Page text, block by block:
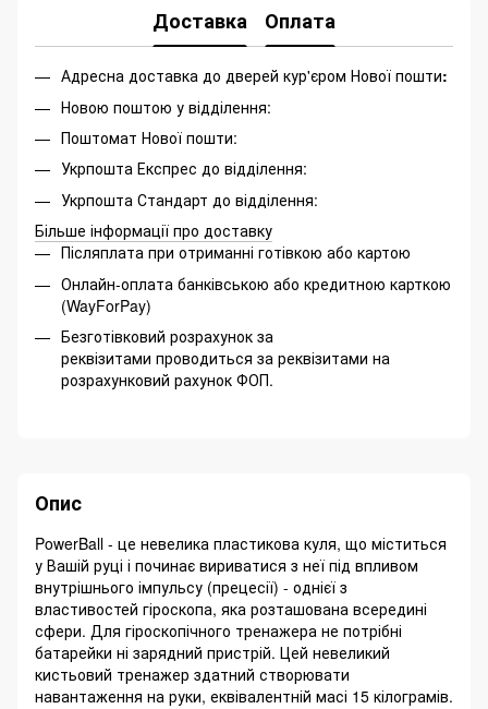
Доставка Оплата
Адресна доставка до дверей кур'єром Нової пошти:
Новою поштою у відділення:
Поштомат Нової пошти:
Укрпошта Експрес до відділення:
Укрпошта Стандарт до відділення:
Більше інформації про доставку
Післяплата при отриманні готівкою або картою
Онлайн-оплата банківською або кредитною карткою
(WayForPay)
Безготівковий розрахунок за
реквізитами проводиться за реквізитами на
розрахунковий рахунок ФОП.
Опис
PowerBall - це невелика пластикова куля, що міститься
у Вашій руці і починає вириватися з неї під впливом
внутрішнього імпульсу (прецесії) - однієї з
властивостей гіроскопа, яка розташована всередині
сфери. Для гіроскопічного тренажера не потрібні
батарейки ні зарядний пристрій. Цей невеликий
кистьовий тренажер здатний створювати
навантаження на руки, еквівалентній масі 15 кілограмів.